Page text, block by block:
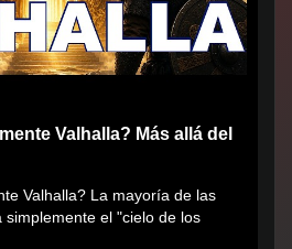
Valhalla? Más allá del
Valhalla? La mayoría de las
el "cielo de los